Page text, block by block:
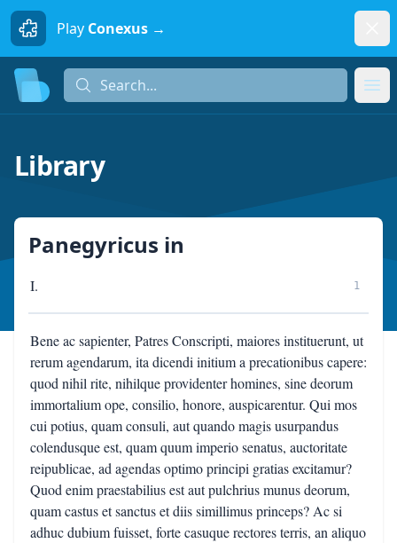
Play Conexus →
Search...
Library
Panegyricus in
I. 1
Bene ac sapienter, Patres Conscripti, maiores instituerunt, ut
rerum agendarum, ita dicendi initium a precationibus capere:
quod nihil rite, nihilque providenter homines, sine deorum
immortalium ope, consilio, honore, auspicarentur. Qui mos
cui potius, quam consuli, aut quando magis usurpandus
colendusque est, quam quum imperio senatus, auctoritate
reipublicae, ad agendas optimo principi gratias excitamur?
Quod enim praestabilius est aut pulchrius munus deorum,
quam castus et sanctus et diis simillimus princeps? Ac si
adhuc dubium fuisset, forte casuque rectores terris, an aliquo